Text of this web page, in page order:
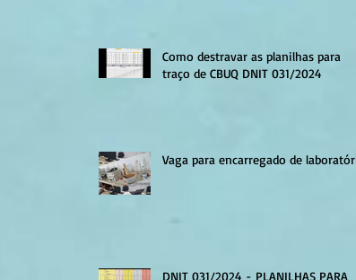
Como destravar as planilhas para
traço de CBUQ DNIT 031/2024
Vaga para encarregado de
DNIT 031/2024 - PLANILHAS PARA